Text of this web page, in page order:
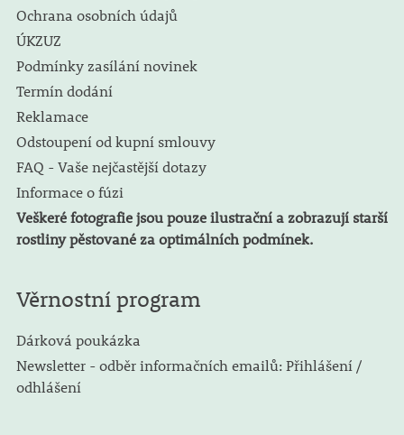
Ochrana osobních údajů
ÚKZUZ
Podmínky zasílání novinek
Termín dodání
Reklamace
Odstoupení od kupní smlouvy
FAQ - Vaše nejčastější dotazy
Informace o fúzi
Veškeré fotografie jsou pouze ilustrační a zobrazují starší
rostliny pěstované za optimálních podmínek.
Věrnostní program
Dárková poukázka
Newsletter - odběr informačních emailů: Přihlášení /
odhlášení